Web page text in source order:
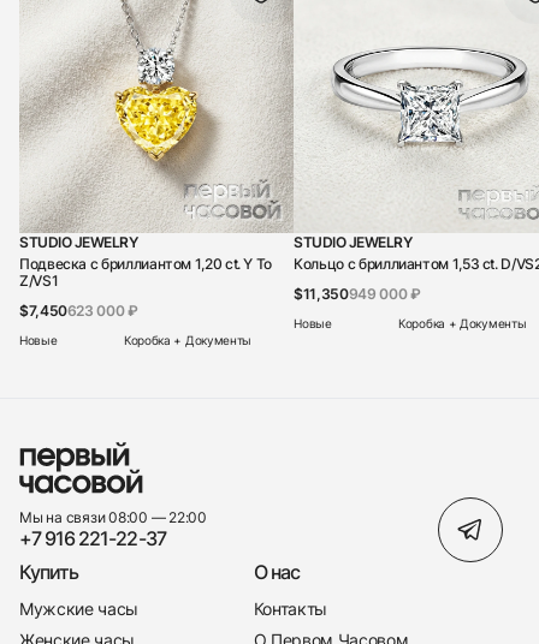
STUDIO JEWELRY
Подвеска с бриллиантом 1,20 ct. Y To
Z/VS1
$7,450623 000 ₽
Новые Коробка + Документы
STUDIO JEWELRY
Кольцо с бриллиантом 1,53 ct. D/
$11,350949 000 ₽
Новые Коробка + Документы
Мы на связи 08:00 — 22:00
+7 916 221-22-37
Купить
Мужские часы
Женские часы
О нас
Контакты
О Первом Часовом